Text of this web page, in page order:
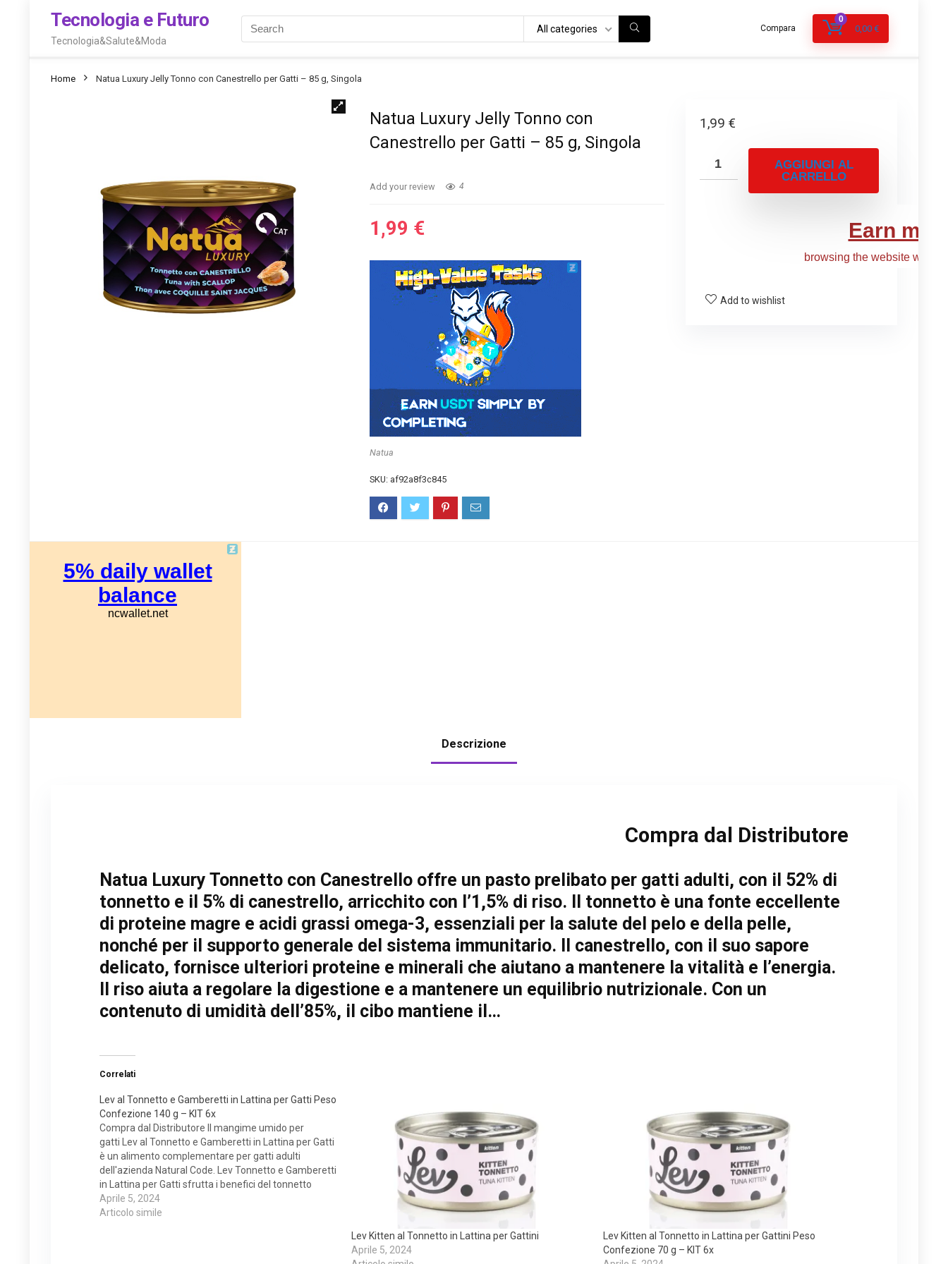
Tecnologia e Futuro
Tecnologia&Salute&Moda
All categories Compara
0
0,00 €
Home Natua Luxury Jelly Tonno con Canestrello per Gatti – 85 g, Singola
Natua Luxury Jelly Tonno con
Canestrello per Gatti – 85 g, Singola
Add your review 4
1,99 €
Natua
SKU: af92a8f3c845
1,99 €
AGGIUNGI AL
CARRELLO
Add to wishlist
Descrizione
Compra dal Distributore
Natua Luxury Tonnetto con Canestrello offre un pasto prelibato per gatti adulti, con il 52% di
tonnetto e il 5% di canestrello, arricchito con l’1,5% di riso. Il tonnetto è una fonte eccellente
di proteine magre e acidi grassi omega-3, essenziali per la salute del pelo e della pelle,
nonché per il supporto generale del sistema immunitario. Il canestrello, con il suo sapore
delicato, fornisce ulteriori proteine e minerali che aiutano a mantenere la vitalità e l’energia.
Il riso aiuta a regolare la digestione e a mantenere un equilibrio nutrizionale. Con un
contenuto di umidità dell’85%, il cibo mantiene il…
Correlati
Lev al Tonnetto e Gamberetti in Lattina per Gatti Peso
Confezione 140 g – KIT 6x
Compra dal Distributore Il mangime umido per
gatti Lev al Tonnetto e Gamberetti in Lattina per Gatti
è un alimento complementare per gatti adulti
dell'azienda Natural Code. Lev Tonnetto e Gamberetti
in Lattina per Gatti sfrutta i benefici del tonnetto
alletterato, ricco di sostanze nutritive fondamentali
per la salute del tuo pelosetto, e dei gamberetti, che…
Aprile 5, 2024
Articolo simile
Lev Kitten al Tonnetto in Lattina per Gattini
Aprile 5, 2024
Lev Kitten al Tonnetto in Lattina per Gattini Peso
Confezione 70 g – KIT 6x